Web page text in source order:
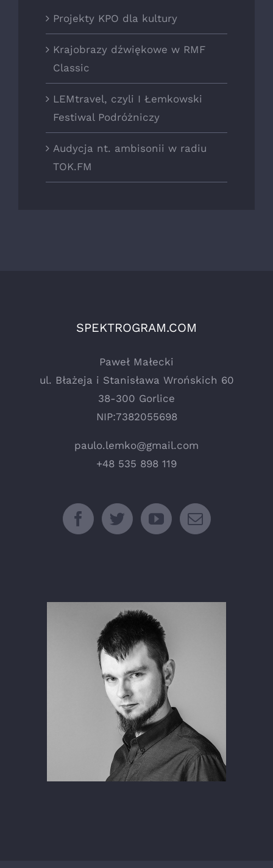
Projekty KPO dla kultury
Krajobrazy dźwiękowe w RMF
Classic
LEMtravel, czyli I Łemkowski
Festiwal Podróżniczy
Audycja nt. ambisonii w radiu
TOK.FM
SPEKTROGRAM.COM
Paweł Małecki
ul. Błażeja i Stanisława Wrońskich 60
38-300 Gorlice
NIP:7382055698
paulo.lemko@gmail.com
+48 535 898 119